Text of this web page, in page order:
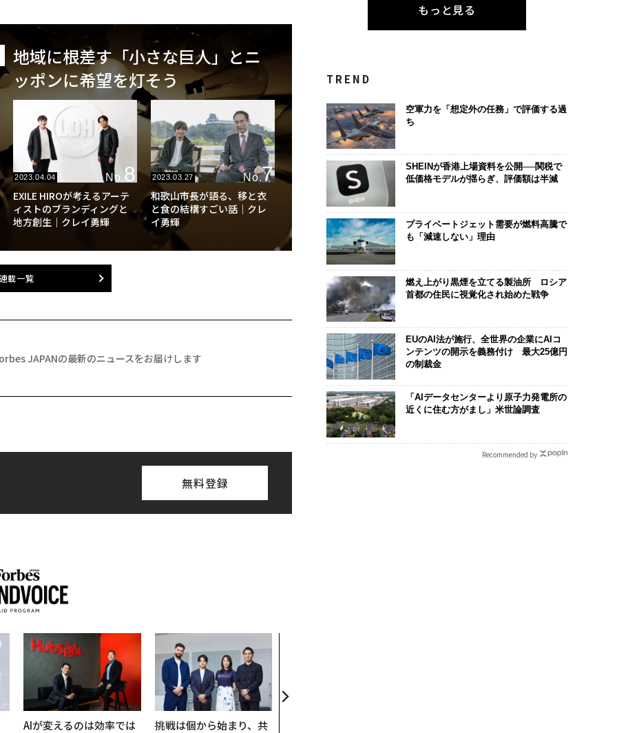
地域に根差す「小さな巨人」とニ
ッポンに希望を灯そう
2023.04.04 No.8
EXILE HIROが考えるアーテ
ィストのブランディングと
地方創生｜クレイ勇輝
2023.03.27 No.7
和歌山市長が語る、移と衣
と食の結構すごい話｜クレ
イ勇輝
載一覧
JAPANの最新のニュースをお届けします
無料登録
AIが変えるのは効率では
挑戦は個から始まり、共
代ファームの全貌
もっと見る
TREND
空軍力を「想定外の任務」で評価する過
ち
SHEINが香港上場資料を公開──関税で
低価格モデルが揺らぎ、評価額は半減
プライベートジェット需要が燃料高騰で
も「減速しない」理由
燃え上がり黒煙を立てる製油所 ロシア
首都の住民に視覚化され始めた戦争
EUのAI法が施行、全世界の企業にAIコ
ンテンツの開示を義務付け 最大25億円
の制裁金
「AIデータセンターより原子力発電所の
近くに住む方がまし」米世論調査
Recommended by